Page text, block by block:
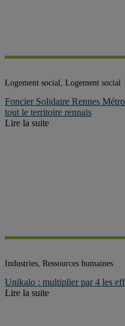
Logement social, Logement social
Foncier Solidaire Rennes
tout le territoire rennais
Lire la suite
Industries, Ressources humaines
Unikalo : multiplier par 4 les
Lire la suite